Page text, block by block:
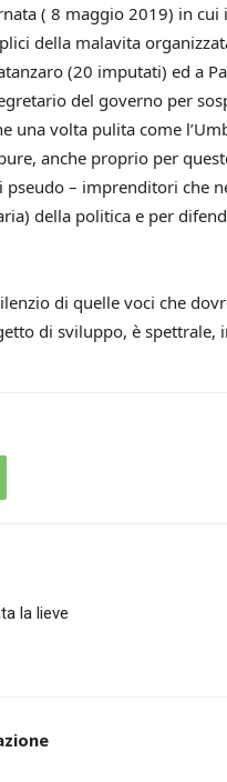
( 8 maggio 2019) in
della malavita
(20 imputati) ed a
del governo per
una volta pulita come
anche proprio per
– imprenditori che
della politica e per
di quelle voci che
di sviluppo, è spettrale,
la lieve